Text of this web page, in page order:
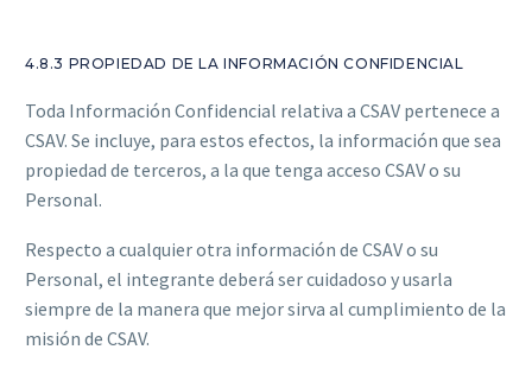
4.8.3 PROPIEDAD DE LA INFORMACIÓN CONFIDENCIAL
Toda Información Confidencial relativa a CSAV pertenece a
CSAV. Se incluye, para estos efectos, la información que sea
propiedad de terceros, a la que tenga acceso CSAV o su
Personal.
Respecto a cualquier otra información de CSAV o su
Personal, el integrante deberá ser cuidadoso y usarla
siempre de la manera que mejor sirva al cumplimiento de la
misión de CSAV.